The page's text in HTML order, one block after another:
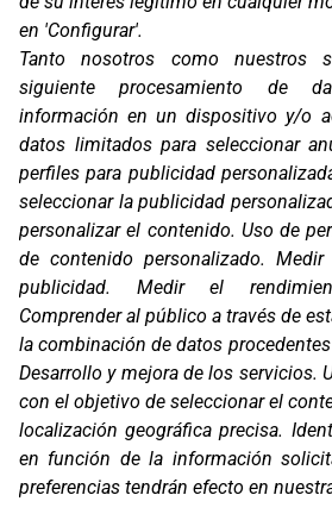
PROT. KTM 890 ADVENTURE
PROT. DEPÓSITO KTM 890 ADV
en 'Configurar'.
Tanto nosotros como nuestros
siguiente procesamiento de
información en un dispositivo y/o
datos limitados para seleccionar
perfiles para publicidad
seleccionar la publicidad
personalizar el contenido. Uso de
de contenido personalizado.
publicidad. Medir el
Comprender al público a través de
la combinación de datos
Desarrollo y mejora de los servicios.
con el objetivo de seleccionar el
localización geográfica precisa.
en función de la información
preferencias tendrán efecto en